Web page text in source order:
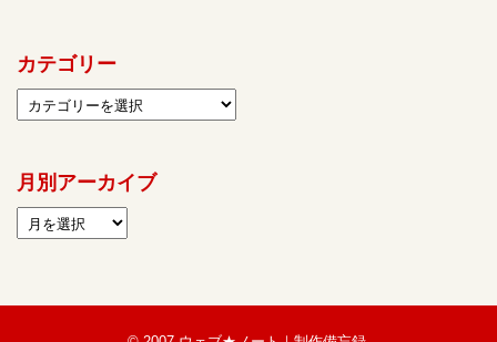
カテゴリー
月別アーカイブ